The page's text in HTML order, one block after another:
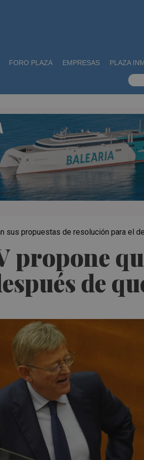
FORO PLAZA EMPRESAS PLAZA
propone
de
sus propuestas de resolución para el